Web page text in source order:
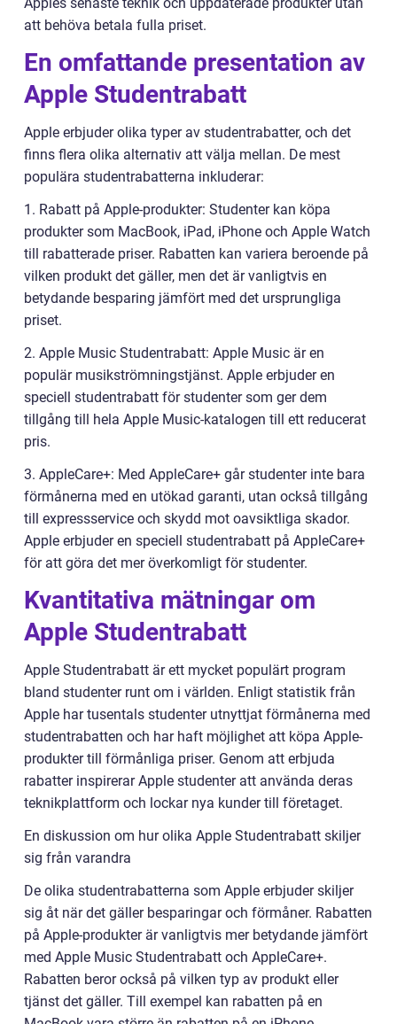
att behöva betala fulla priset.
En omfattande presentation av
Apple Studentrabatt
Apple erbjuder olika typer av studentrabatter, och det
finns flera olika alternativ att välja mellan. De mest
populära studentrabatterna inkluderar:
1. Rabatt på Apple-produkter: Studenter kan köpa
produkter som MacBook, iPad, iPhone och Apple Watch
till rabatterade priser. Rabatten kan variera beroende på
vilken produkt det gäller, men det är vanligtvis en
betydande besparing jämfört med det ursprungliga
priset.
2. Apple Music Studentrabatt: Apple Music är en
populär musikströmningstjänst. Apple erbjuder en
speciell studentrabatt för studenter som ger dem
tillgång till hela Apple Music-katalogen till ett reducerat
pris.
3. AppleCare+: Med AppleCare+ går studenter inte bara
förmånerna med en utökad garanti, utan också tillgång
till expressservice och skydd mot oavsiktliga skador.
Apple erbjuder en speciell studentrabatt på AppleCare+
för att göra det mer överkomligt för studenter.
Kvantitativa mätningar om
Apple Studentrabatt
Apple Studentrabatt är ett mycket populärt program
bland studenter runt om i världen. Enligt statistik från
Apple har tusentals studenter utnyttjat förmånerna med
studentrabatten och har haft möjlighet att köpa Apple-
produkter till förmånliga priser. Genom att erbjuda
rabatter inspirerar Apple studenter att använda deras
teknikplattform och lockar nya kunder till företaget.
En diskussion om hur olika Apple Studentrabatt skiljer
sig från varandra
De olika studentrabatterna som Apple erbjuder skiljer
sig åt när det gäller besparingar och förmåner. Rabatten
på Apple-produkter är vanligtvis mer betydande jämfört
med Apple Music Studentrabatt och AppleCare+.
Rabatten beror också på vilken typ av produkt eller
tjänst det gäller. Till exempel kan rabatten på en